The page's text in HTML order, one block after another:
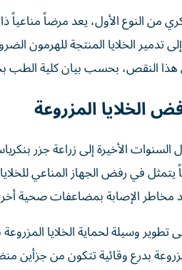
من النوع الأول، يعد مرضاً مناعياً
تدمير الخلايا المنتجة
هذا النقص، بحسب بيان كلية الطب
الخلايا المزروعة
الأخيرة إلى زراعة جزر
يتمثل في رفض الجهاز المناعي
مخاطر الإصابة بمضاعفات صحية
وسيلة لحماية الخلايا
بدرع وقائية تتكون من جزأين